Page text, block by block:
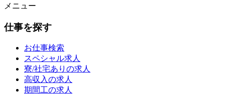
メニュー
仕事を探す
お仕事検索
スペシャル求人
寮/社宅ありの求人
高収入の求人
期間工の求人